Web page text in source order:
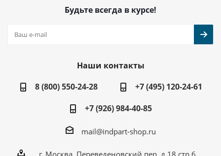
Будьте всегда в курсе!
Наши контакты
8 (800) 550-24-28
+7 (495) 120-24-61
+7 (926) 984-40-85
mail@indpart-shop.ru
г. Москва, Переведеновский пер, д.18 стр.6,